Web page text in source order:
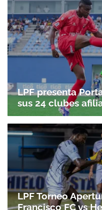
LPF presenta
sus 24 clubes
LPF Torneo
Francisco FC vs